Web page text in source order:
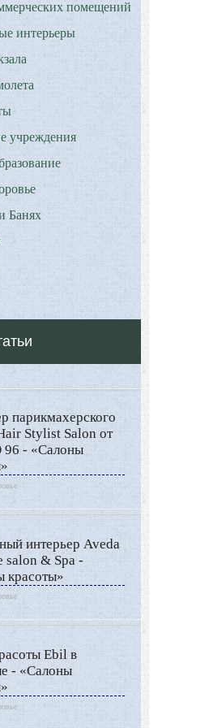
помещений
интерьеры
учреждения
Банях
дизайн
парикмахерского
Stylist Salon от
96 - «Салоны
интерьер Aveda
salon & Spa -
красоты»
Ebil в
- «Салоны